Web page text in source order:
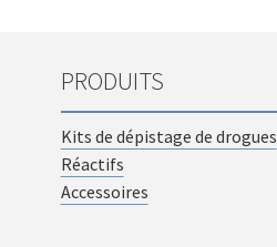
PRODUITS
Kits de dépistage de drogues
Réactifs
Accessoires